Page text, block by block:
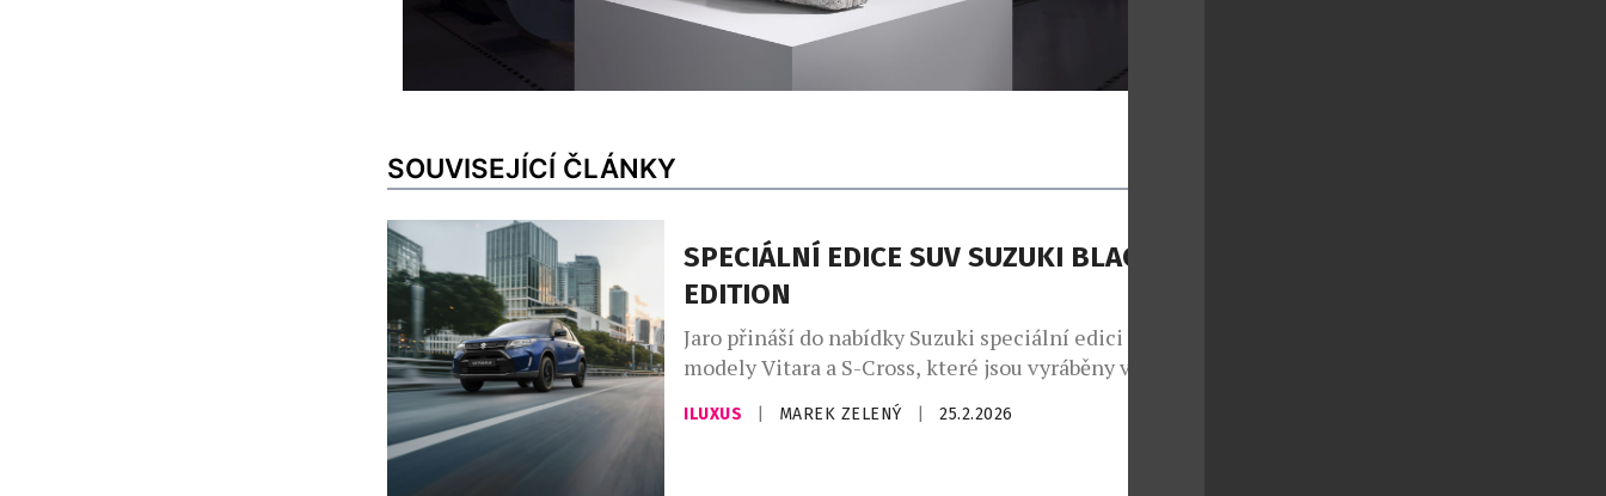
SOUVISEJÍCÍ ČLÁNKY
SPECIÁLNÍ EDICE SUV SUZUKI BLACK
EDITION
Jaro přináší do nabídky Suzuki speciální edici pro
modely Vitara a S-Cross, které jsou vyráběny v
maďarské továrně od února 2026. Obě vycházejí z
nejvyššího výbavového stupně Elegance. Za stávající
ILUXUS MAREK ZELENÝ 25.2.2026